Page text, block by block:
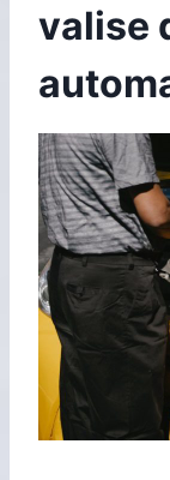
valise